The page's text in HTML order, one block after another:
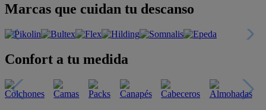
Marcas que cuidan tu descanso
Confort a tu medida